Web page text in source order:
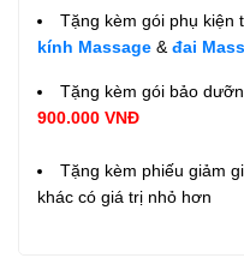
Tặng kèm gói phụ kiện
kính Massage &đai
Tặng kèm gói bảo
900.000 VNĐ
Tặng kèm phiếu giảm
khác có giá trị nhỏ hơn